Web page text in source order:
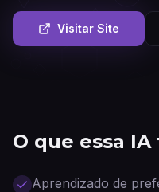
Visitar Site
O que essa IA
Aprendizado de